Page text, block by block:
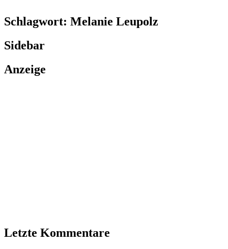
Schlagwort: Melanie Leupolz
Sidebar
Anzeige
Letzte Kommentare